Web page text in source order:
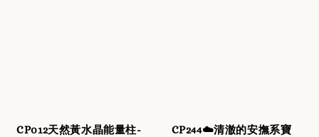
CP012天然黃水晶能量柱-
CP244☁️清澈的安撫系寶